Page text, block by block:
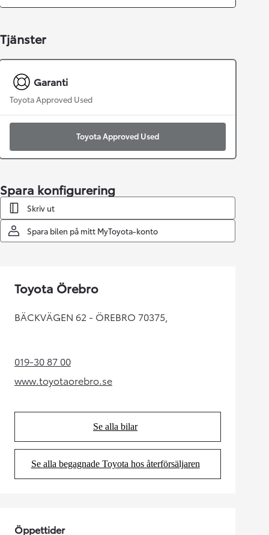
Tjänster
Garanti
Toyota Approved Used
Toyota Approved Used
Spara konfigurering
Skriv ut
Spara bilen på mitt MyToyota-konto
Toyota Örebro
BÄCKVÄGEN 62 - ÖREBRO 70375,
019-30 87 00(Opens in new tab)
www.toyotaorebro.se
(Opens in new tab)
Se alla bilar
(Opens in new tab)
Se alla begagnade Toyota hos återförsäljaren
(Opens in new tab)
Öppettider